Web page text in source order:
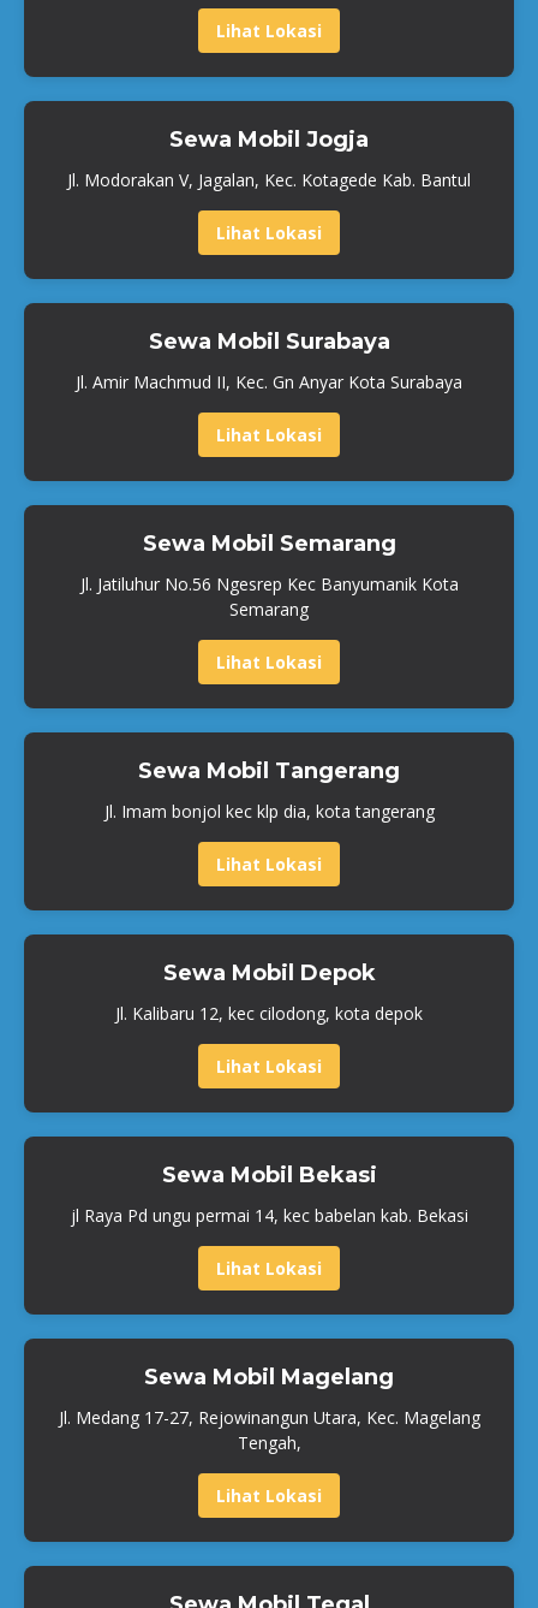
Lihat Lokasi
Sewa Mobil Jogja
Jl. Modorakan V, Jagalan, Kec. Kotagede Kab. Bantul
Lihat Lokasi
Sewa Mobil Surabaya
Jl. Amir Machmud II, Kec. Gn Anyar Kota Surabaya
Lihat Lokasi
Sewa Mobil Semarang
Jl. Jatiluhur No.56 Ngesrep Kec Banyumanik Kota
Semarang
Lihat Lokasi
Sewa Mobil Tangerang
Jl. Imam bonjol kec klp dia, kota tangerang
Lihat Lokasi
Sewa Mobil Depok
Jl. Kalibaru 12, kec cilodong, kota depok
Lihat Lokasi
Sewa Mobil Bekasi
jl Raya Pd ungu permai 14, kec babelan kab. Bekasi
Lihat Lokasi
Sewa Mobil Magelang
Jl. Medang 17-27, Rejowinangun Utara, Kec. Magelang
Tengah,
Lihat Lokasi